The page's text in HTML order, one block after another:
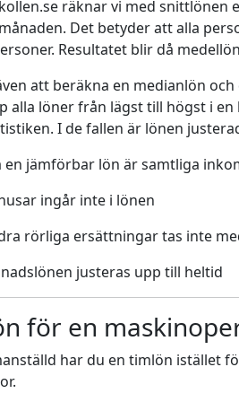
räknar vi med
Det betyder att alla
Resultatet blir då
att beräkna en medianlön
alla löner från lägst till högst i
I de fallen är lönen
en jämförbar lön är samtliga
ingår inte i lönen
rörliga ersättningar tas inte
justeras upp till heltid
för en
har du en timlön istället